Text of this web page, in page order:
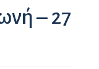
– 27